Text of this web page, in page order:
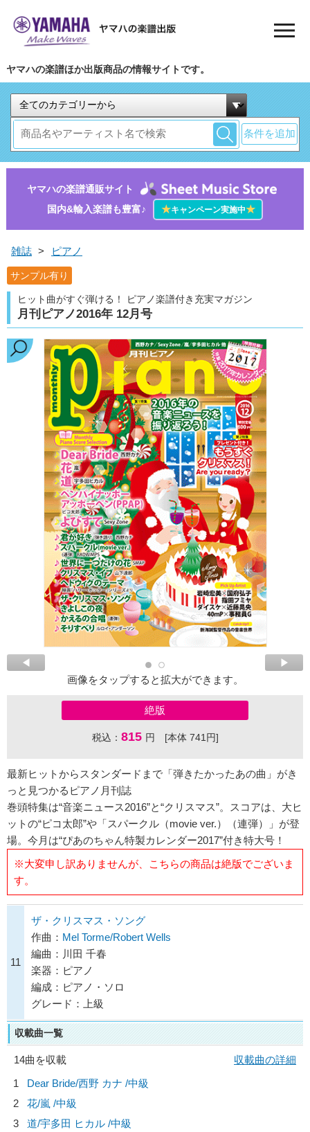
ヤマハの楽譜ほか出版商品の情報サイトです。
条件を追加
ヤマハの楽譜通販サイト
国内&輸入楽譜も豊富♪
★キャンペーン実施中★
雑誌 > ピアノ
サンプル有り
ヒット曲がすぐ弾ける！ ピアノ楽譜付き充実マガジン
月刊ピアノ2016年 12月号
画像をタップすると拡大ができます。
絶版
税込： 815 円 [本体 741円]
最新ヒットからスタンダードまで「弾きたかったあの曲」がき
っと見つかるピアノ月刊誌
巻頭特集は“音楽ニュース2016”と“クリスマス”。スコアは、大ヒ
ットの“ピコ太郎”や「スパークル（movie ver.）（連弾）」が登
場。今月は“ぴあのちゃん特製カレンダー2017”付き特大号！
※大変申し訳ありませんが、こちらの商品は絶版でございま
す。
11
ザ・クリスマス・ソング
作曲： Mel Torme/Robert Wells
編曲：川田 千春
楽器：ピアノ
編成：ピアノ・ソロ
グレード：上級
収載曲一覧
14曲を収載
収載曲の詳細
1
Dear Bride/西野 カナ /中級
2
花/嵐 /中級
3
道/宇多田 ヒカル /中級